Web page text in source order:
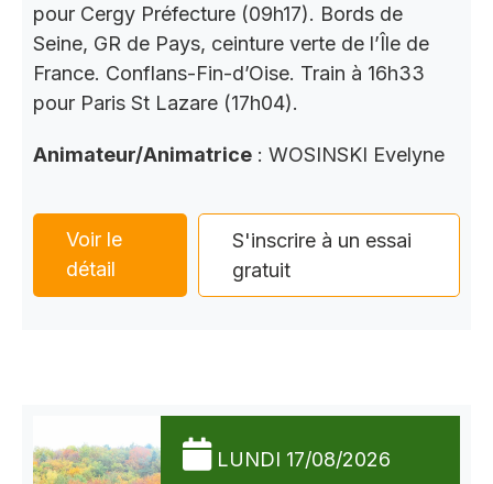
pour Cergy Préfecture (09h17). Bords de
Seine, GR de Pays, ceinture verte de l’Île de
France. Conflans-Fin-d’Oise. Train à 16h33
pour Paris St Lazare (17h04).
Animateur/Animatrice : WOSINSKI Evelyne
Voir le
détail
S'inscrire à un essai
gratuit
LUNDI 17/08/2026